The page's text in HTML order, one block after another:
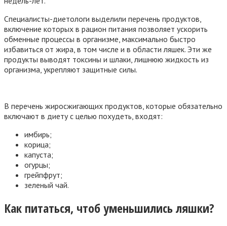
Специалисты-диетологи выделили перечень продуктов,
включение которых в рацион питания позволяет ускорить
обменные процессы в организме, максимально быстро
избавиться от жира, в том числе и в области ляшек. Эти же
продукты выводят токсины и шлаки, лишнюю жидкость из
организма, укрепляют защитные силы.
В перечень жиросжигающих продуктов, которые обязательно
включают в диету с целью похудеть, входят:
имбирь;
корица;
капуста;
огурцы;
грейпфрут;
зеленый чай.
Как питаться, чтоб уменьшились ляшки?